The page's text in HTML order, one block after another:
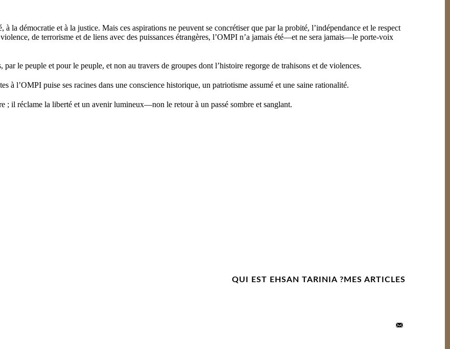
la démocratie et à la justice. Mais ces aspirations ne peuvent se concrétiser que par la probité, l’indépendance et le respect
de terrorisme et de liens avec des puissances étrangères, l’OMPI n’a jamais été—et ne sera jamais—le porte-voix
le peuple et pour le peuple, et non au travers de groupes dont l’histoire regorge de trahisons et de violences.
à l’OMPI puise ses racines dans une conscience historique, un patriotisme assumé et une saine rationalité.
; il réclame la liberté et un avenir lumineux—non le retour à un passé sombre et sanglant.
QUI EST EHSAN TARINIA ? MES ARTICLES